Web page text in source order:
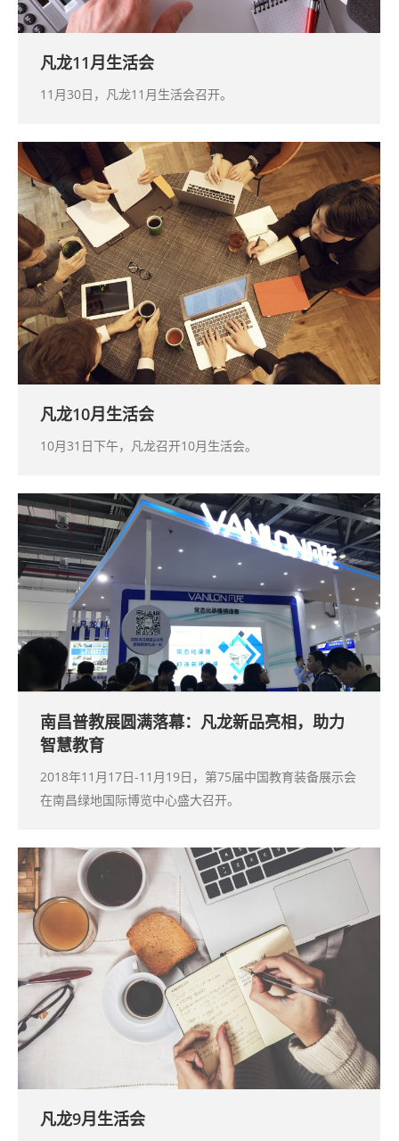
凡龙11月生活会
11月30日，凡龙11月生活会召开。
凡龙10月生活会
10月31日下午，凡龙召开10月生活会。
南昌普教展圆满落幕：凡龙新品亮相，助力
智慧教育
2018年11月17日-11月19日，第75届中国教育装备展示会
在南昌绿地国际博览中心盛大召开。
凡龙9月生活会